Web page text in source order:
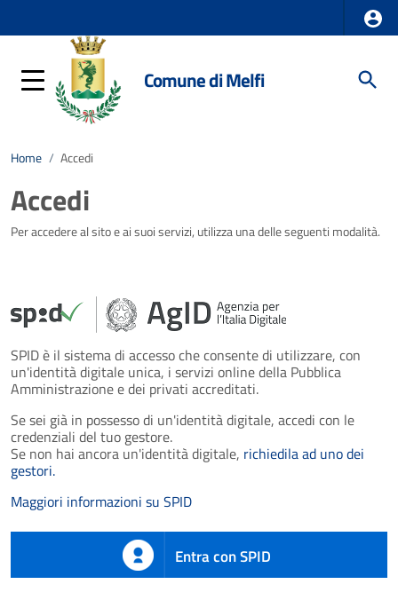
Comune di Melfi
Home / Accedi
Accedi
Per accedere al sito e ai suoi servizi, utilizza una delle seguenti modalità.
SPID è il sistema di accesso che consente di utilizzare, con
un'identità digitale unica, i servizi online della Pubblica
Amministrazione e dei privati accreditati.
Se sei già in possesso di un'identità digitale, accedi con le
credenziali del tuo gestore.
Se non hai ancora un'identità digitale, richiedila ad uno dei
gestori.
Maggiori informazioni su SPID
Entra con SPID